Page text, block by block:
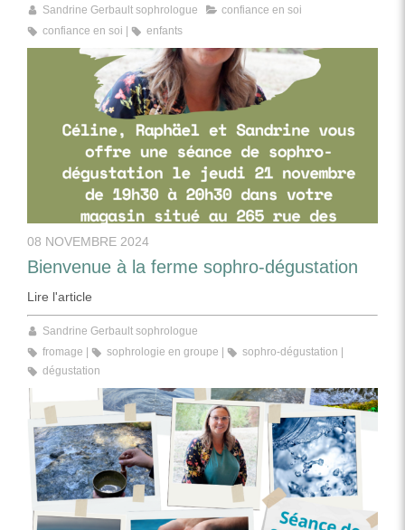
Sandrine Gerbault sophrologue
confiance en soi
confiance en soi
enfants
08 NOVEMBRE 2024
Bienvenue à la ferme sophro-dégustation
Lire l'article
Sandrine Gerbault sophrologue
fromage
sophrologie en groupe
sophro-dégustation
dégustation